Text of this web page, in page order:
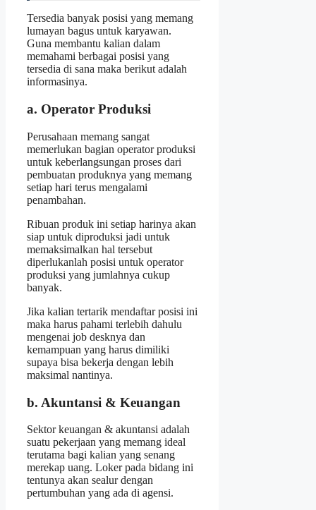
Tersedia banyak posisi yang memang
lumayan bagus untuk karyawan.
Guna membantu kalian dalam
memahami berbagai posisi yang
tersedia di sana maka berikut adalah
informasinya.
a. Operator Produksi
Perusahaan memang sangat
memerlukan bagian operator produksi
untuk keberlangsungan proses dari
pembuatan produknya yang memang
setiap hari terus mengalami
penambahan.
Ribuan produk ini setiap harinya akan
siap untuk diproduksi jadi untuk
memaksimalkan hal tersebut
diperlukanlah posisi untuk operator
produksi yang jumlahnya cukup
banyak.
Jika kalian tertarik mendaftar posisi ini
maka harus pahami terlebih dahulu
mengenai job desknya dan
kemampuan yang harus dimiliki
supaya bisa bekerja dengan lebih
maksimal nantinya.
b. Akuntansi & Keuangan
Sektor keuangan & akuntansi adalah
suatu pekerjaan yang memang ideal
terutama bagi kalian yang senang
merekap uang. Loker pada bidang ini
tentunya akan sealur dengan
pertumbuhan yang ada di agensi.